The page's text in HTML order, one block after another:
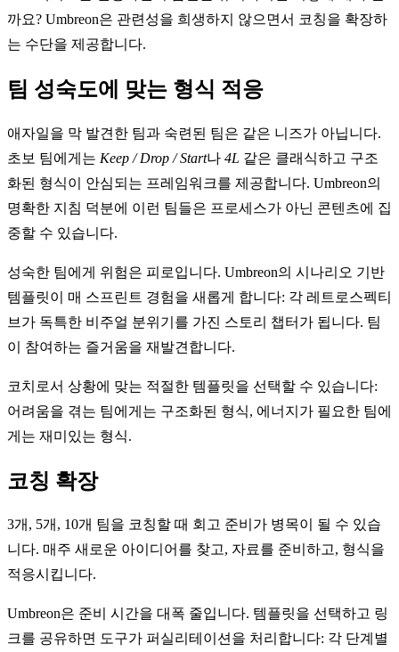
까요? Umbreon은 관련성을 희생하지 않으면서 코칭을 확장하
는 수단을 제공합니다.
팀 성숙도에 맞는 형식 적응
애자일을 막 발견한 팀과 숙련된 팀은 같은 니즈가 아닙니다.
초보 팀에게는 Keep / Drop / Start나 4L 같은 클래식하고 구조
화된 형식이 안심되는 프레임워크를 제공합니다. Umbreon의
명확한 지침 덕분에 이런 팀들은 프로세스가 아닌 콘텐츠에 집
중할 수 있습니다.
성숙한 팀에게 위험은 피로입니다. Umbreon의 시나리오 기반
템플릿이 매 스프린트 경험을 새롭게 합니다: 각 레트로스펙티
브가 독특한 비주얼 분위기를 가진 스토리 챕터가 됩니다. 팀
이 참여하는 즐거움을 재발견합니다.
코치로서 상황에 맞는 적절한 템플릿을 선택할 수 있습니다:
어려움을 겪는 팀에게는 구조화된 형식, 에너지가 필요한 팀에
게는 재미있는 형식.
코칭 확장
3개, 5개, 10개 팀을 코칭할 때 회고 준비가 병목이 될 수 있습
니다. 매주 새로운 아이디어를 찾고, 자료를 준비하고, 형식을
적응시킵니다.
Umbreon은 준비 시간을 대폭 줄입니다. 템플릿을 선택하고 링
크를 공유하면 도구가 퍼실리테이션을 처리합니다: 각 단계별